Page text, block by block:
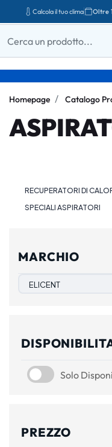
Calcola il tuo clima Oltre
Homepage Catalogo
RECUPERATORI DI
SPECIALI ASPIRATORI
MARCHIO
Solo
SOLO DISPONIBILI
PREZZO